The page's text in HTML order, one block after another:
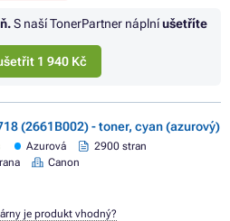
S naší TonerPartner náplníušetříte
1 940 Kč
(2661B002) - toner, cyan (azurový)
Azurová
2900 stran
Canon
je produkt vhodný?